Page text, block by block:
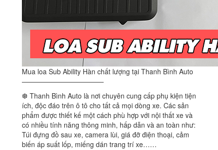
Mua loa Sub Ability Hàn chất lượng tại Thanh Bình Auto
————————————
❆ Thanh Bình Auto là nơi chuyên cung cấp phụ kiện tiện
ích, độc đáo trên ô tô cho tất cả mọi dòng xe. Các sản
phẩm được thiết kế một cách phù hợp với nội thất xe và
có nhiều tính năng thông minh, hấp dẫn và an toàn như:
Túi đựng đồ sau xe, camera lùi, giá đỡ điện thoại, cảm
biến áp suất lốp, miếng dán trang trí xe……